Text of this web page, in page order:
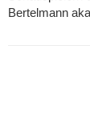
Bertelmann